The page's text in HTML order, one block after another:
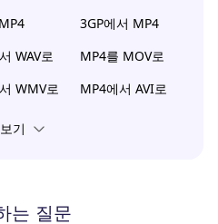
3GP에서 MP4
WAV로
MP4를 MOV로
WMV로 MP4에서 AVI로
기
는 질문